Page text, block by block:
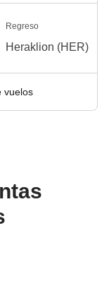
Regreso
Heraklion (HER)
vuelos